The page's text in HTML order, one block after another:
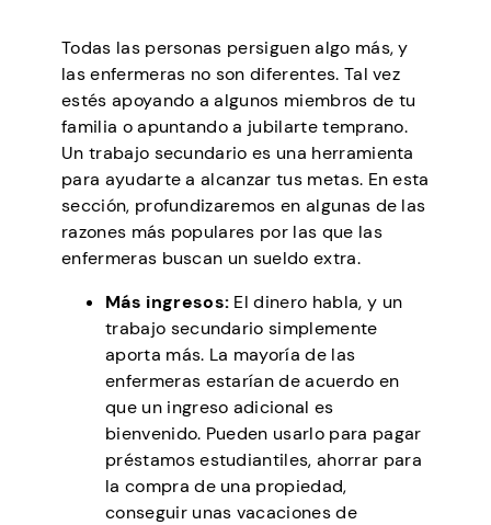
Todas las personas persiguen algo más, y
las enfermeras no son diferentes. Tal vez
estés apoyando a algunos miembros de tu
familia o apuntando a jubilarte temprano.
Un trabajo secundario es una herramienta
para ayudarte a alcanzar tus metas. En esta
sección, profundizaremos en algunas de las
razones más populares por las que las
enfermeras buscan un sueldo extra.
Más ingresos: El dinero habla, y un
trabajo secundario simplemente
aporta más. La mayoría de las
enfermeras estarían de acuerdo en
que un ingreso adicional es
bienvenido. Pueden usarlo para pagar
préstamos estudiantiles, ahorrar para
la compra de una propiedad,
conseguir unas vacaciones de